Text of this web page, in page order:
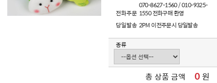
전화주문
070-8627-1560 / 010-9325-
1550 전화구매 환영
당일발송 2PM 이전주문시 당일발송
종류
총 상품 금액 0원